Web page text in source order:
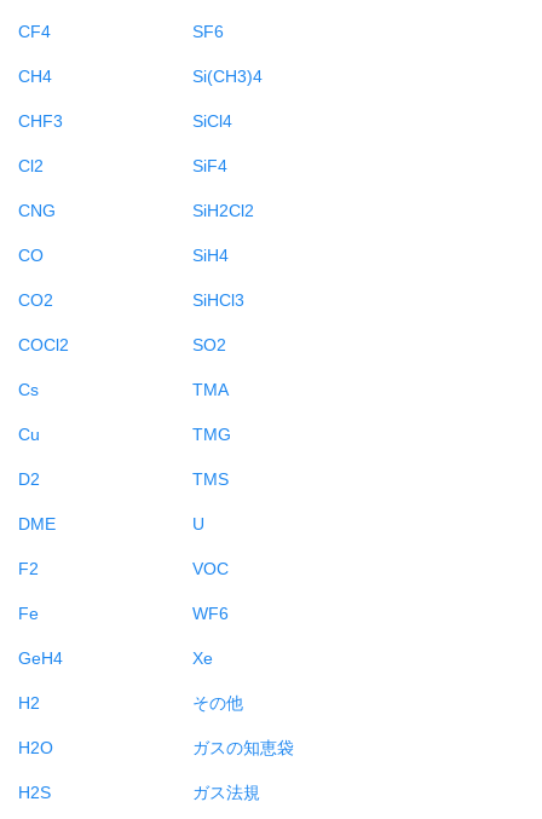
CF4
CH4
CHF3
Cl2
CNG
CO
CO2
COCl2
Cs
Cu
D2
DME
F2
Fe
GeH4
H2
H2O
H2S
SF6
Si(CH3)4
SiCl4
SiF4
SiH2Cl2
SiH4
SiHCl3
SO2
TMA
TMG
TMS
U
VOC
WF6
Xe
その他
ガスの知恵袋
ガス法規